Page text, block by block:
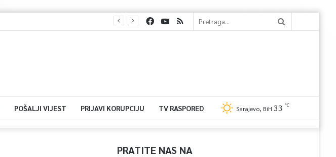
POŠALJI VIJEST PRIJAVI KORUPCIJU TV RASPORED Sarajevo, BiH 33 ℃
PRATITE NAS NA